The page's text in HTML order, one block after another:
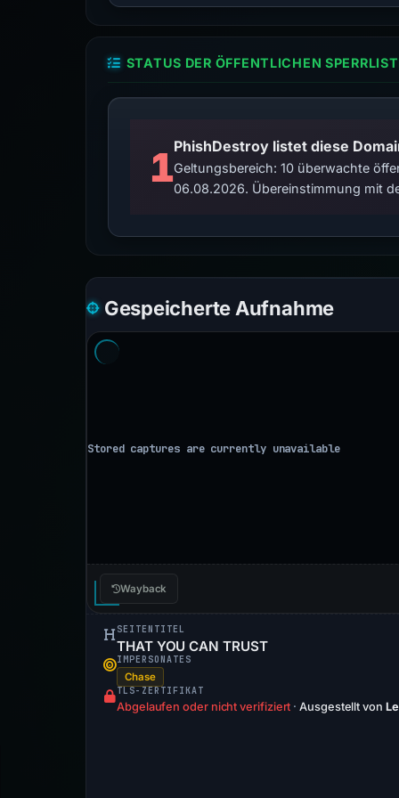
STATUS DER ÖFFENTLICHEN
1PhishDestroy listet diese
Geltungsbereich: 10 überwachte
06.08.2026. Übereinstimmung mit
Gespeicherte Aufnahme
Wayback
SEITENTITEL
THAT YOU CAN TRUST
IMPERSONATES
Chase
TLS-ZERTIFIKAT
Abgelaufen oder nicht verifiziert · Ausgestellt von